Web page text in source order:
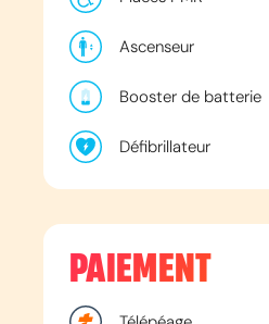
Ascenseur
Booster de batterie
Défibrillateur
PAIEMENT